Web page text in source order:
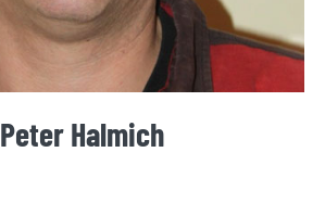
Peter Halmich